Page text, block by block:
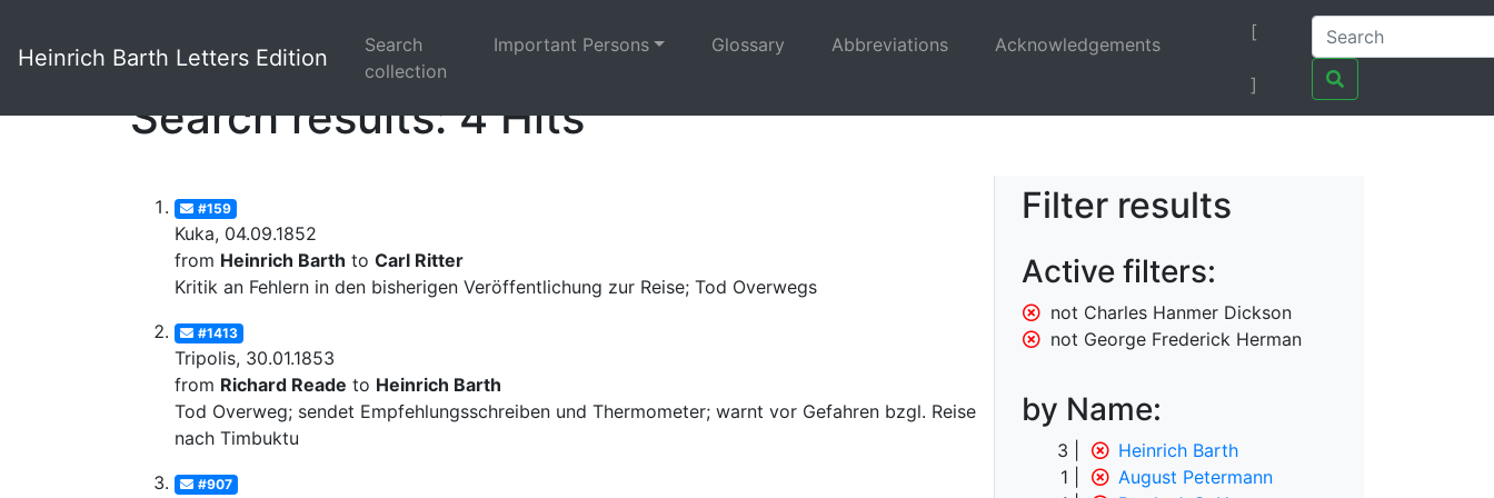
Heinrich Barth Letters Edition
Search
collection
Important Persons Glossary Abbreviations Acknowledgements
[
]
Search results: 4 Hits
#159
Kuka, 04.09.1852
from Heinrich Barth to Carl Ritter
Kritik an Fehlern in den bisherigen Veröffentlichung zur Reise; Tod Overwegs
#1413
Tripolis, 30.01.1853
from Richard Reade to Heinrich Barth
Tod Overweg; sendet Empfehlungsschreiben und Thermometer; warnt vor Gefahren bzgl. Reise
nach Timbuktu
#907
Filter results
Active filters:
not Charles Hanmer Dickson
not George Frederick Herman
by Name:
3
Heinrich Barth
1
August Petermann